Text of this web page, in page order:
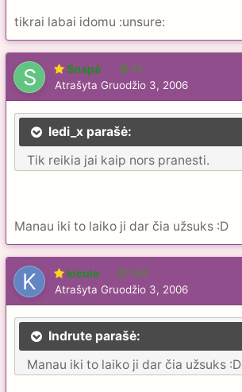
tikrai labai idomu :unsure:
Snapė 13
Atrašyta Gruodžio 3, 2006
ledi_x parašė:
Tik reikia jai kaip nors pranesti.
Manau iki to laiko ji dar čia užsuks :D
kicule 104
Atrašyta Gruodžio 3, 2006
Indrute parašė:
Manau iki to laiko ji dar čia užsuks :D